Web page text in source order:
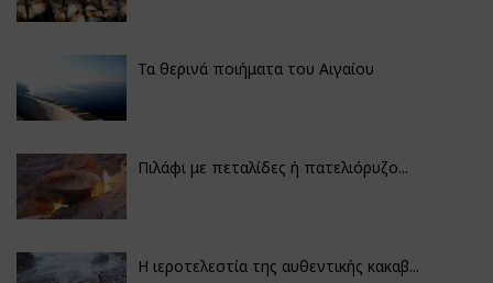
Τα θερινά ποιήματα του Αιγαίου
Πιλάφι με πεταλίδες ή πατελιόρυζο...
Η ιεροτελεστία της αυθεντικής κακαβ...